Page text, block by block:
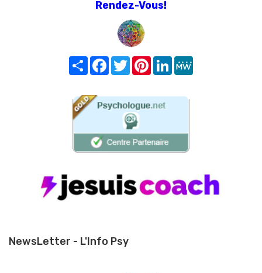
Rendez-Vous!
Share FacebookTwitterPinterest
LinkedIn
NewsLetter - L'Info Psy